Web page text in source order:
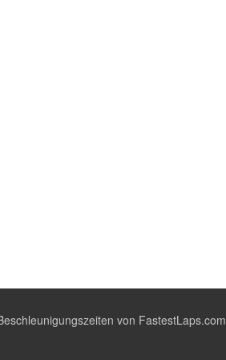
von FastestLaps.com